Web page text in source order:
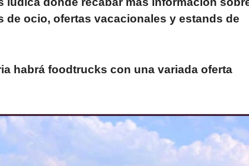
ocio, ofertas vacacionales y estands de
habrá foodtrucks con una variada oferta